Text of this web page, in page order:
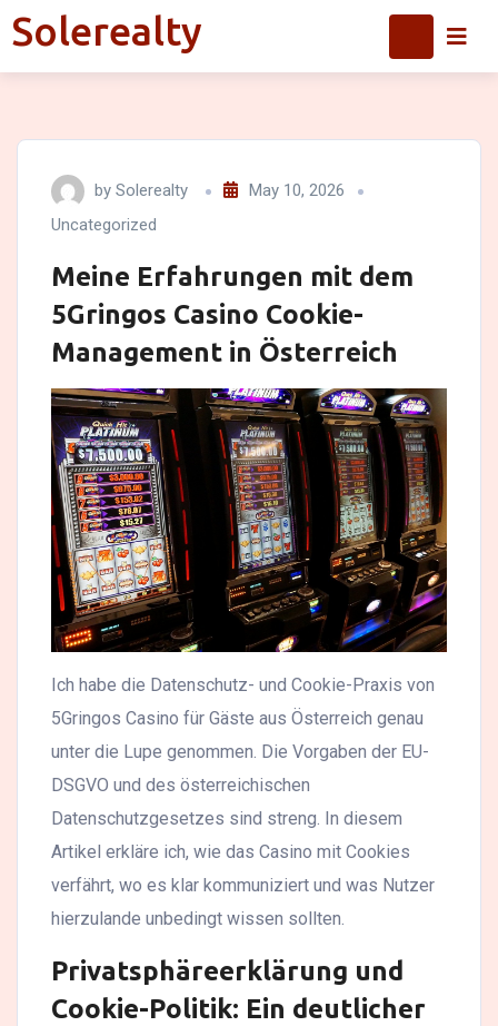
Skip
to
Solerealty
Solerealty
by Solerealty
May 10, 2026
Uncategorized
Meine Erfahrungen mit dem
5Gringos Casino Cookie-
Management in Österreich
Ich habe die Datenschutz- und Cookie-Praxis von
5Gringos Casino für Gäste aus Österreich genau
unter die Lupe genommen. Die Vorgaben der EU-
DSGVO und des österreichischen
Datenschutzgesetzes sind streng. In diesem
Artikel erkläre ich, wie das Casino mit Cookies
verfährt, wo es klar kommuniziert und was Nutzer
hierzulande unbedingt wissen sollten.
Privatsphäreerklärung und
Cookie-Politik: Ein deutlicher